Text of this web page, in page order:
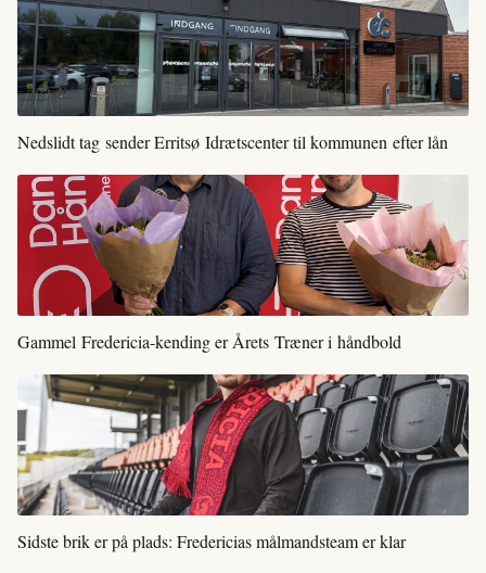
Nedslidt tag sender Erritsø Idrætscenter til kommunen efter lån
Gammel Fredericia-kending er Årets Træner i håndbold
Sidste brik er på plads: Fredericias målmandsteam er klar